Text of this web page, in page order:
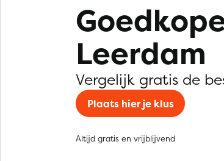
Leerdam
Vergelijk gratis de
Plaats hier je klus
Altijd gratis en vrijblijvend